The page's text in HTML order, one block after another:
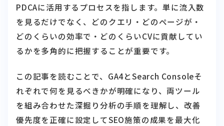
PDCAに活用するプロセスを指します。単に流入数
を見るだけでなく、どのクエリ・どのページが・
どのくらいの効率で・どのくらいCVに貢献してい
るかを多角的に把握することが重要です。
この記事を読むことで、GA4とSearch Consoleそ
れぞれで何を見るべきかが明確になり、両ツール
を組み合わせた深掘り分析の手順を理解し、改善
優先度を正確に設定してSEO施策の成果を最大化